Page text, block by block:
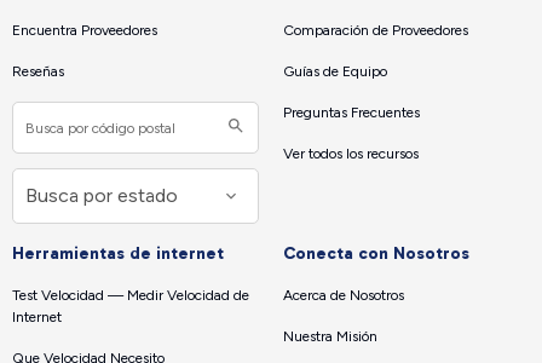
Encuentra Proveedores
Reseñas
Comparación de Proveedores
Guías de Equipo
Preguntas Frecuentes
Ver todos los recursos
Herramientas de internet
Test Velocidad — Medir Velocidad de
Internet
Que Velocidad Necesito
Conecta con Nosotros
Acerca de Nosotros
Nuestra Misión